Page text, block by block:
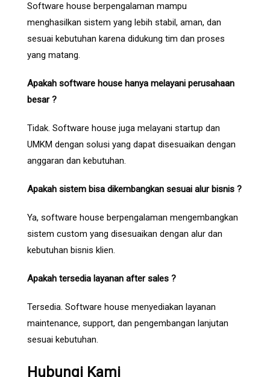
Software house berpengalaman mampu
menghasilkan sistem yang lebih stabil, aman, dan
sesuai kebutuhan karena didukung tim dan proses
yang matang.
Apakah software house hanya melayani perusahaan
besar ?
Tidak. Software house juga melayani startup dan
UMKM dengan solusi yang dapat disesuaikan dengan
anggaran dan kebutuhan.
Apakah sistem bisa dikembangkan sesuai alur bisnis ?
Ya, software house berpengalaman mengembangkan
sistem custom yang disesuaikan dengan alur dan
kebutuhan bisnis klien.
Apakah tersedia layanan after sales ?
Tersedia. Software house menyediakan layanan
maintenance, support, dan pengembangan lanjutan
sesuai kebutuhan.
Hubungi Kami